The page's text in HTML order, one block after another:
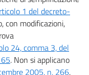
1 del decreto-
con modificazioni,
24, comma 3, del
. Non si applicano
2005, n. 266,